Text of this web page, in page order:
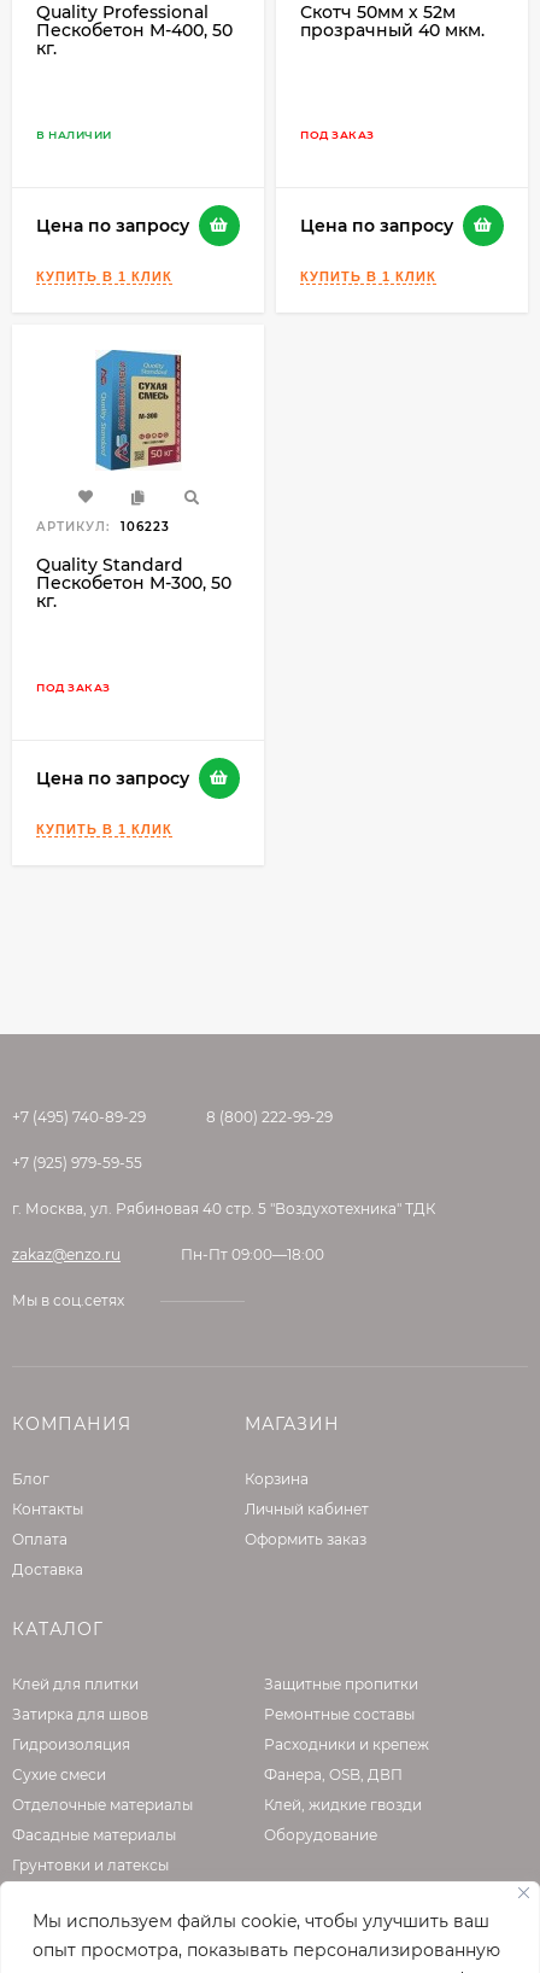
Мы используем файлы cookie, чтобы улучшить ваш
опыт просмотра, показывать персонализированную
Quality Professional
Пескобетон М-400, 50
кг.
В НАЛИЧИИ
Цена по запросу
Скотч 50мм х 52м
прозрачный 40 мкм.
ПОД ЗАКАЗ
Цена по запросу
АРТИКУЛ: 106223
Quality Standard
Пескобетон М-300, 50
кг.
ПОД ЗАКАЗ
Цена по запросу
+7 (495) 740-89-29 8 (800) 222-99-29
+7 (925) 979-59-55
г. Москва, ул. Рябиновая 40 стр. 5 "Воздухотехника" ТДК
zakaz@enzo.ru Пн-Пт 09:00—18:00
Мы в соц.сетях
КОМПАНИЯ
Блог
Контакты
Оплата
Доставка
МАГАЗИН
Корзина
Личный кабинет
Оформить заказ
КАТАЛОГ
Клей для плитки
Затирка для швов
Гидроизоляция
Сухие смеси
Отделочные материалы
Фасадные материалы
Грунтовки и латексы
Защитные пропитки
Ремонтные составы
Расходники и крепеж
Фанера, OSB, ДВП
Клей, жидкие гвозди
Оборудование
О КОМПАНИИ